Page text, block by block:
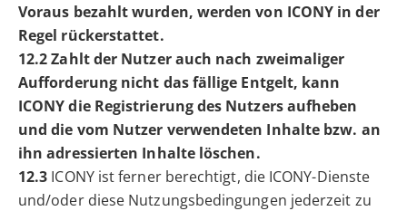
Voraus bezahlt wurden, werden von ICONY in der
Regel rückerstattet.
12.2 Zahlt der Nutzer auch nach zweimaliger
Aufforderung nicht das fällige Entgelt, kann
ICONY die Registrierung des Nutzers aufheben
und die vom Nutzer verwendeten Inhalte bzw. an
ihn adressierten Inhalte löschen.
12.3 ICONY ist ferner berechtigt, die ICONY-Dienste
und/oder diese Nutzungsbedingungen jederzeit zu